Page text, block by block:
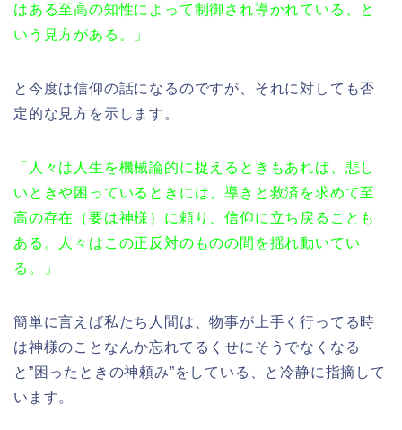
はある至高の知性によって制御され導かれている、と
いう見方がある。」
と今度は信仰の話になるのですが、それに対しても否
定的な見方を示します。
「人々は人生を機械論的に捉えるときもあれば、悲し
いときや困っているときには、導きと救済を求めて至
高の存在（要は神様）に頼り、信仰に立ち戻ることも
ある。人々はこの正反対のものの間を揺れ動いてい
る。」
簡単に言えば私たち人間は、物事が上手く行ってる時
は神様のことなんか忘れてるくせにそうでなくなる
と”困ったときの神頼み”をしている、と冷静に指摘して
います。